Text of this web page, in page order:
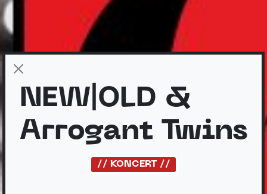
NEW|OLD &
Arrogant Twins
// KONCERT //